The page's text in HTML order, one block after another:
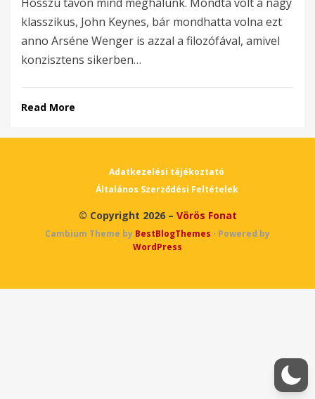
klasszikus, John Keynes, bár mondhatta volna ezt
anno Arséne Wenger is azzal a filozófával, amivel
konzisztens sikerben…
Read More
Adatkezelési tájékoztató
Általános Szerződési Feltételek
© Copyright 2026 – Vörös Fonat
Cambium Theme by BestBlogThemes ⋅ Powered by
WordPress